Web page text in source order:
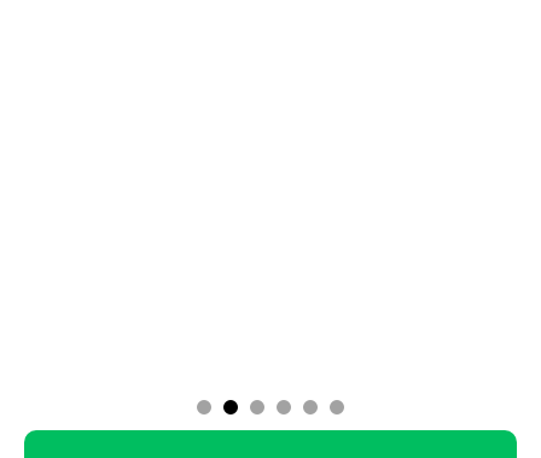
3 4 5 6